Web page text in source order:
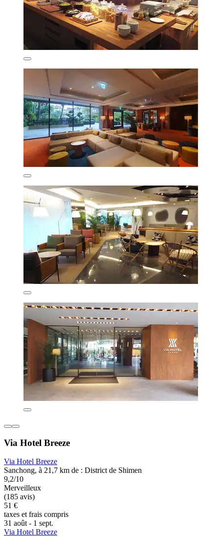
Via Hotel Breeze
Via Hotel Breeze
Sanchong, à 21,7 km de : District de Shimen
9,2/10
Merveilleux
(185 avis)
51 €
taxes et frais compris
31 août - 1 sept.
Via Hotel Breeze